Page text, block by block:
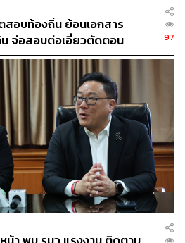
งของหน่วยงานอื่น
พรรคกล้าธรรม
ษฎร (สส.)
หกรณ์
การเมืองไทย
น์
140
สอบท้องถิ่น ย้อนเอกสาร
จ่อสอบต่อเอี่ยวตัดตอน
97